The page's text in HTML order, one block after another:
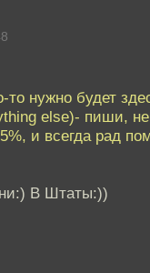
то нужно будет
else)- пиши,
и всегда рад
В Штаты:))